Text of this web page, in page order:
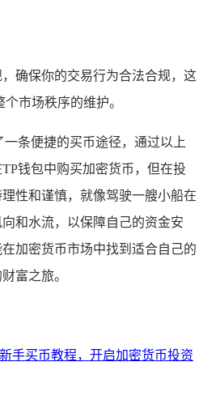
确保你的交易行为合法合规，这
市场秩序的维护。
条便捷的买币途径，通过以上
钱包中购买加密货币，但在投
性和谨慎，就像驾驶一艘小船在
和水流，以保障自己的资金安
加密货币市场中找到适合自己的
富之旅。
手买币教程，开启加密货币投资